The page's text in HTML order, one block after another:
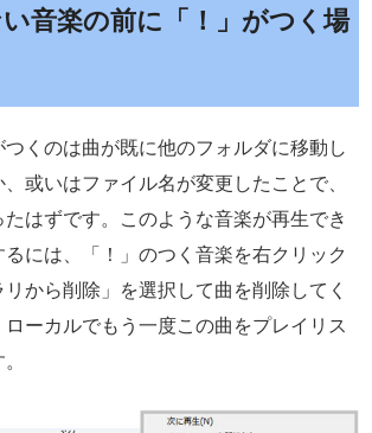
音楽の前に「！」がつく場
くのは曲が既に他のフォルダに移動し
或いはファイル名が変更したことで、
はずです。このような音楽が再生でき
には、「！」のつく音楽を右クリック
から削除」を選択して曲を削除してく
ーカルでもう一度この曲をプレイリス